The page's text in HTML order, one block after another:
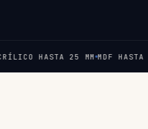
HASTA 25 MM MDF HASTA 19 MM